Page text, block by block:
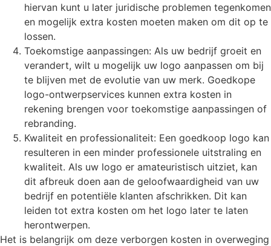
hiervan kunt u later juridische problemen tegenkomen
en mogelijk extra kosten moeten maken om dit op te
lossen.
Toekomstige aanpassingen: Als uw bedrijf groeit en
verandert, wilt u mogelijk uw logo aanpassen om bij
te blijven met de evolutie van uw merk. Goedkope
logo-ontwerpservices kunnen extra kosten in
rekening brengen voor toekomstige aanpassingen of
rebranding.
Kwaliteit en professionaliteit: Een goedkoop logo kan
resulteren in een minder professionele uitstraling en
kwaliteit. Als uw logo er amateuristisch uitziet, kan
dit afbreuk doen aan de geloofwaardigheid van uw
bedrijf en potentiële klanten afschrikken. Dit kan
leiden tot extra kosten om het logo later te laten
herontwerpen.
Het is belangrijk om deze verborgen kosten in overweging